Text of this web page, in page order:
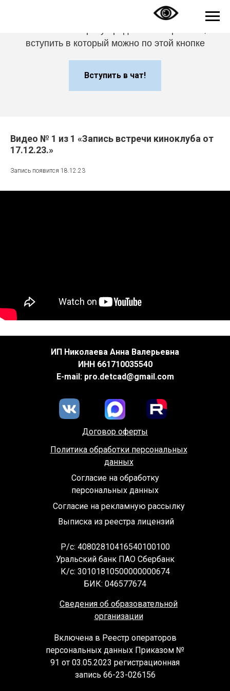
вступить в который можно по этой кнопке
Вступить в чат!
Видео № 1 из 1 «Запись встречи киноклуба от
17.12.23.»
Запись появится 18.12.23
ИП Николаева Анна Валерьевна
ИНН 661710035540
E-mail: pro.detcad@gmail.com
Договор оферты
Р/с: 40802810416540100100
Уральский банк ПАО Сбербанк
К/с: 30101810500000000674
БИК: 046577674
Политика обработки персональных
данных
Согласие на обработку
персональных данных
Согласие на рекламную рассылку
Выписка из реестра лицензий
Сведения об образовательной
организации
Включена в Реестр операторов
персональных данных Приказом №
91 от 03.05.2023 регистрационная
запись 66-23-026156